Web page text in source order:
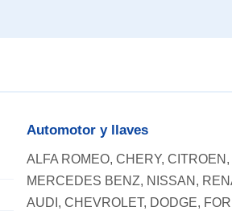
Automotor y llaves
ALFA ROMEO, CHERY,
MERCEDES BENZ, NISSAN,
AUDI, CHEVROLET, DODGE,